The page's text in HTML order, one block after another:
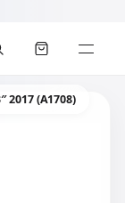
2017 (A1708)